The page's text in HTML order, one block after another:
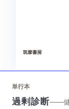
単行本
過剰診断——健